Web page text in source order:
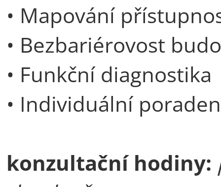
• Mapování
• Bezbariérovost
• Funkční diagnostika
• Individuální
konzultační hodiny: